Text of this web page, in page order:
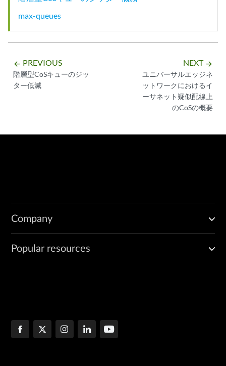
max-queues
arrow_backward PREVIOUS
階層型CoSキューのジッ
ター低減
NEXT arrow_forward
ユニバーサルエッジネ
ットワークにおけるイ
ーサネット疑似配線上
のCoSの概要
Company
Popular resources